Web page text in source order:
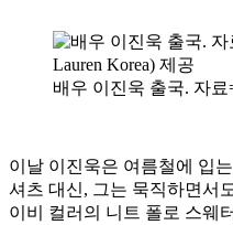
배우 이진욱 출국. 자료
이날 이진욱은 여름철에 입
셔츠 대신, 그는 묵직하면서
이비 컬러의 니트 폴로 스웨